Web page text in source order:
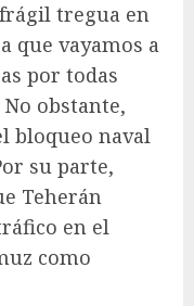
tregua en
que vayamos a
por todas
obstante,
bloqueo naval
su parte,
Teherán
en el
como